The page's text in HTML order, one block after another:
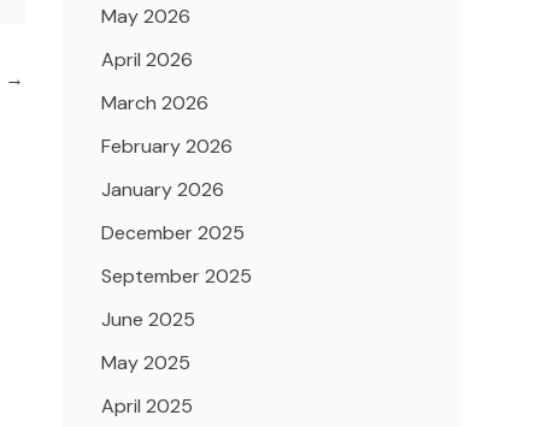
→
May 2026
April 2026
March 2026
February 2026
January 2026
December 2025
September 2025
June 2025
May 2025
April 2025